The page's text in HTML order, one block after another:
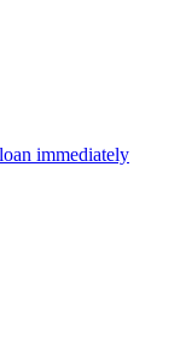
immediately